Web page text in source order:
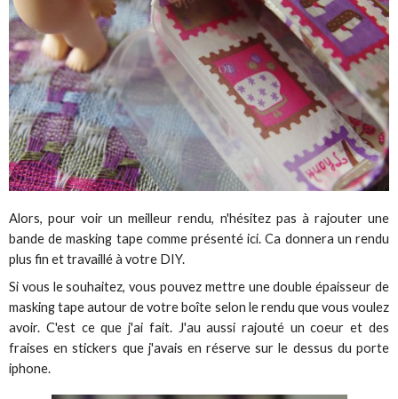
Alors, pour voir un meilleur rendu, n'hésitez pas à rajouter une
bande de masking tape comme présenté ici. Ca donnera un rendu
plus fin et travaillé à votre DIY.
Si vous le souhaitez, vous pouvez mettre une double épaisseur de
masking tape autour de votre boîte selon le rendu que vous voulez
avoir. C'est ce que j'ai fait. J'au aussi rajouté un coeur et des
fraises en stickers que j'avais en réserve sur le dessus du porte
iphone.